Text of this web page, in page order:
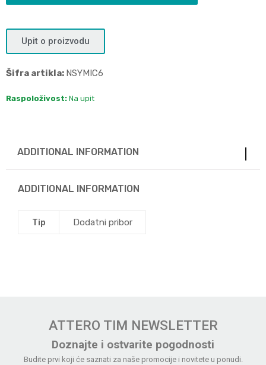
Upit o proizvodu
Šifra artikla: NSYMIC6
Raspoloživost: Na upit
ADDITIONAL INFORMATION
ADDITIONAL INFORMATION
Tip Dodatni pribor
ATTERO TIM NEWSLETTER
Doznajte i ostvarite pogodnosti
Budite prvi koji će saznati za naše promocije i novitete u ponudi.